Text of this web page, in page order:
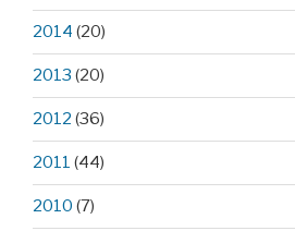
2014 (20)
2013 (20)
2012 (36)
2011 (44)
2010 (7)